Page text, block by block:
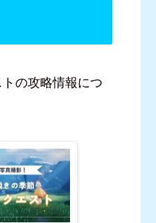
の攻略情報につ